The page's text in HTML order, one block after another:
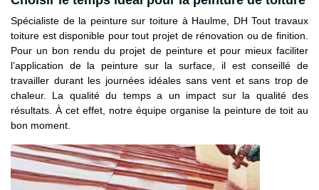
Spécialiste de la peinture sur toiture à Haulme, DH Tout travaux
toiture est disponible pour tout projet de rénovation ou de finition.
Pour un bon rendu du projet de peinture et pour mieux faciliter
l’application de la peinture sur la surface, il est conseillé de
travailler durant les journées idéales sans vent et sans trop de
chaleur. La qualité du temps a un impact sur la qualité des
résultats. À cet effet, notre équipe organise la peinture de toit au
bon moment.